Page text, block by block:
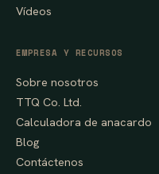
Vídeos
EMPRESA Y RECURSOS
Sobre nosotros
TTQ Co. Ltd.
Calculadora de anacardo
Blog
Contáctenos